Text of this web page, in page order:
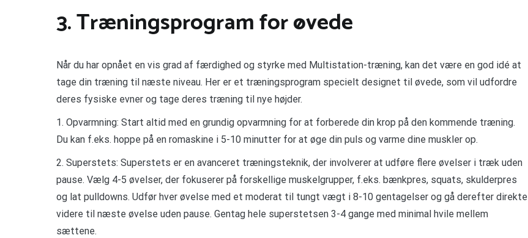
3. Træningsprogram for øvede
Når du har opnået en vis grad af færdighed og styrke med Multistation-træning, kan det være en god idé at
tage din træning til næste niveau. Her er et træningsprogram specielt designet til øvede, som vil udfordre
deres fysiske evner og tage deres træning til nye højder.
1. Opvarmning: Start altid med en grundig opvarmning for at forberede din krop på den kommende træning.
Du kan f.eks. hoppe på en romaskine i 5-10 minutter for at øge din puls og varme dine muskler op.
2. Superstets: Superstets er en avanceret træningsteknik, der involverer at udføre flere øvelser i træk uden
pause. Vælg 4-5 øvelser, der fokuserer på forskellige muskelgrupper, f.eks. bænkpres, squats, skulderpres
og lat pulldowns. Udfør hver øvelse med et moderat til tungt vægt i 8-10 gentagelser og gå derefter direkte
videre til næste øvelse uden pause. Gentag hele superstetsen 3-4 gange med minimal hvile mellem
sættene.